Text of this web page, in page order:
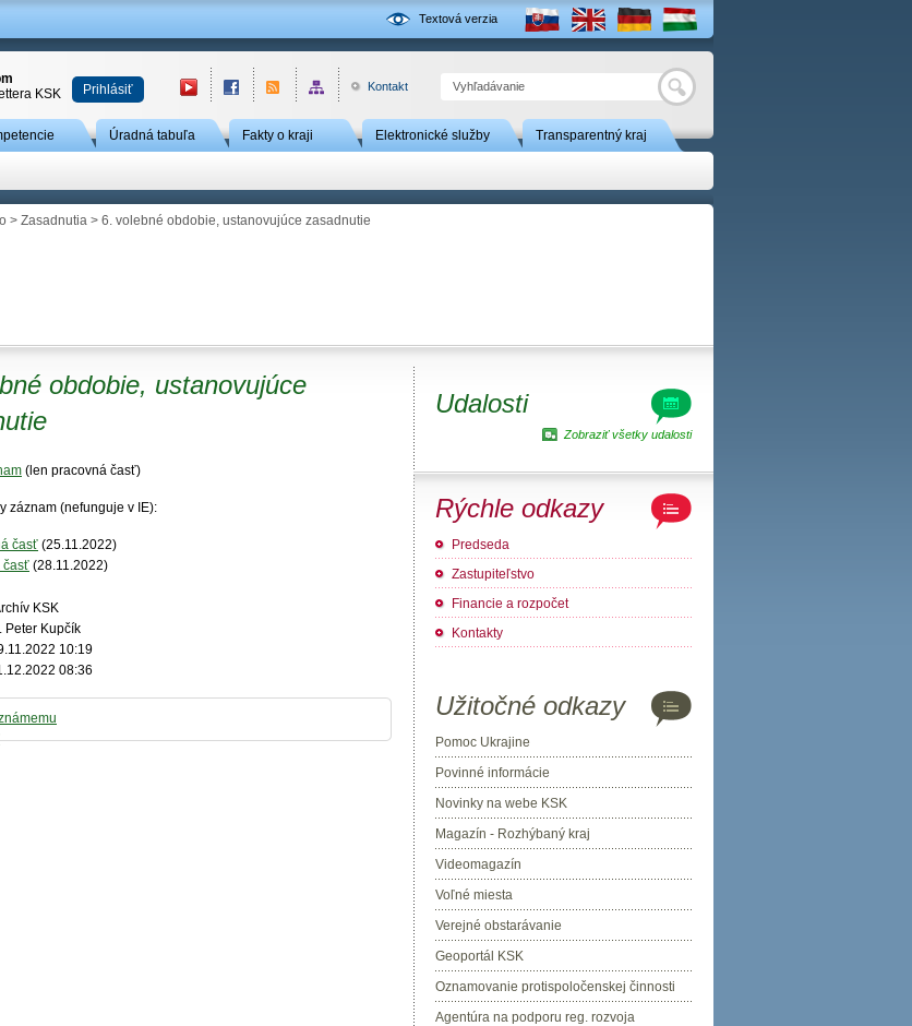
Textová verzia
Hľadať
KSK
Prihlásiť Kontakt
Úradná tabuľa Fakty o kraji Elektronické služby Transparentný kraj
> Zasadnutia > 6. volebné obdobie, ustanovujúce zasadnutie
obdobie, ustanovujúce
(len pracovná časť)
záznam (nefunguje v IE):
časť (25.11.2022)
časť (28.11.2022)
KSK
Peter Kupčík
10:19
08:36
Udalosti
Zobraziť všetky udalosti
Rýchle odkazy
Predseda
Zastupiteľstvo
Financie a rozpočet
Kontakty
Užitočné odkazy
Pomoc Ukrajine
Povinné informácie
Novinky na webe KSK
Magazín - Rozhýbaný kraj
Videomagazín
Voľné miesta
Verejné obstarávanie
Geoportál KSK
Oznamovanie protispoločenskej činnosti
Agentúra na podporu reg. rozvoja